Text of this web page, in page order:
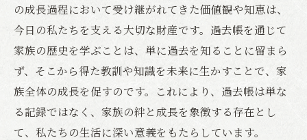
の成長過程において受け継がれてきた価値観や知恵は、
今日の私たちを支える大切な財産です。過去帳を通じて
家族の歴史を学ぶことは、単に過去を知ることに留まら
ず、そこから得た教訓や知識を未来に生かすことで、家
族全体の成長を促すのです。これにより、過去帳は単な
る記録ではなく、家族の絆と成長を象徴する存在とし
て、私たちの生活に深い意義をもたらしています。